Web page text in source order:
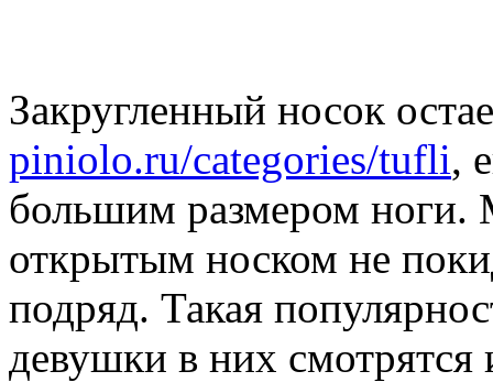
Закругленный носок
piniolo.ru/categories/tufli,
большим размером ноги.
открытым носком не
подряд. Такая
девушки в них